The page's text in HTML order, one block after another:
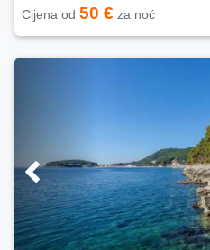
Cijena od 50 € za noć